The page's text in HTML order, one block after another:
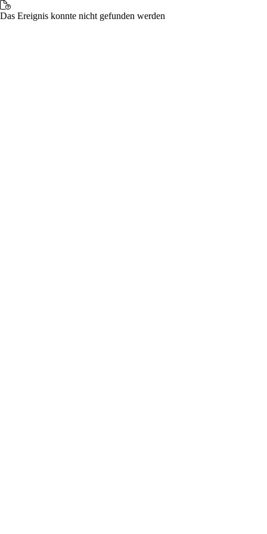
Das Ereignis konnte nicht gefunden werden